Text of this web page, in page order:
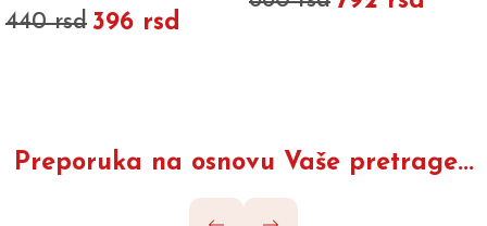
440 rsd 396 rsd
Preporuka na osnovu Vaše pretrage...